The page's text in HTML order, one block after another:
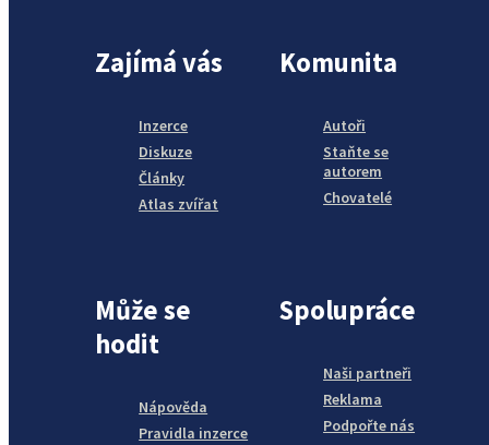
Zajímá vás
Inzerce
Diskuze
Články
Atlas zvířat
Komunita
Autoři
Staňte se
autorem
Chovatelé
Může se
hodit
Nápověda
Pravidla inzerce
Spolupráce
Naši partneři
Reklama
Podpořte nás